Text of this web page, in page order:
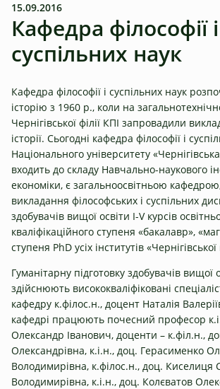
15.09.2016
Кафедра філософії і
суспільних наук
Кафедра філософії і суспільних наук
історію з 1960 р., коли на
Чернігівської філії КПІ запровадили
історії. Сьогодні кафедра філософії і
Національного університету
входить до складу Навчально-наукового
економіки, є загальноосвітньою
викладання філософських і суспільних
здобувачів вищої освіти І-V курсів
кваліфікаційного ступеня «бакалавр»,
ступеня PhD усіх інститутів
Гуманітарну підготовку здобувачів вищої
здійснюють висококваліфіковані
кафедру к.філос.н., доцент Наталія
кафедрі працюють почесний професор
Олександр Іванович, доценти – к.філ.н.,
Олександрівна, к.і.н., доц. Герасименко
Володимирівна, к.філос.н., доц. Киселиця
Володимирівна, к.і.н., доц. Колєватов